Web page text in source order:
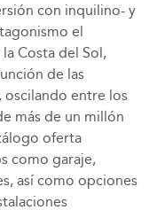
con inquilino- y
el
Costa del Sol,
de las
oscilando entre los
más de un millón
oferta
como garaje,
así como opciones